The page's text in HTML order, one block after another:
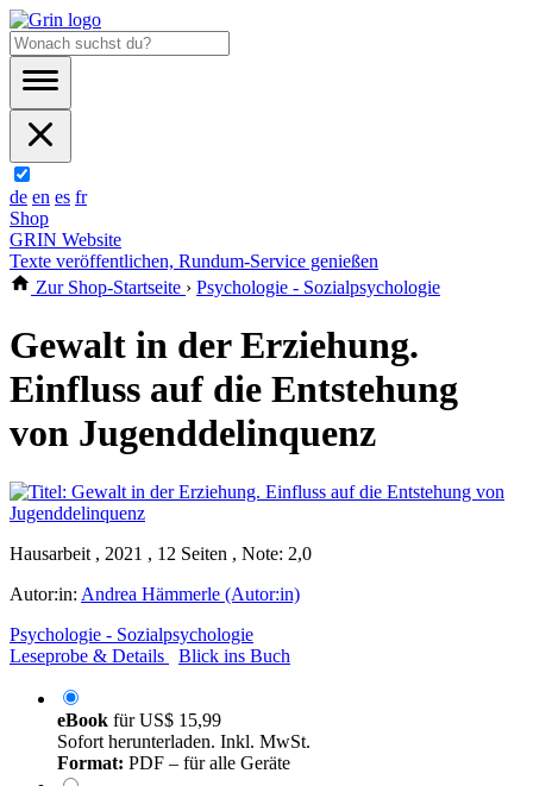
de en es fr
Shop
GRIN Website
Texte veröffentlichen, Rundum-Service genießen
Zur Shop-Startseite › Psychologie - Sozialpsychologie
Gewalt in der Erziehung.
Einfluss auf die Entstehung
von Jugenddelinquenz
Hausarbeit , 2021 , 12 Seiten , Note: 2,0
Autor:in: Andrea Hämmerle (Autor:in)
Psychologie - Sozialpsychologie
Leseprobe & Details
Blick ins Buch
eBook fürUS$ 15,99
Sofort herunterladen. Inkl. MwSt.
Format: PDF – für alle Geräte